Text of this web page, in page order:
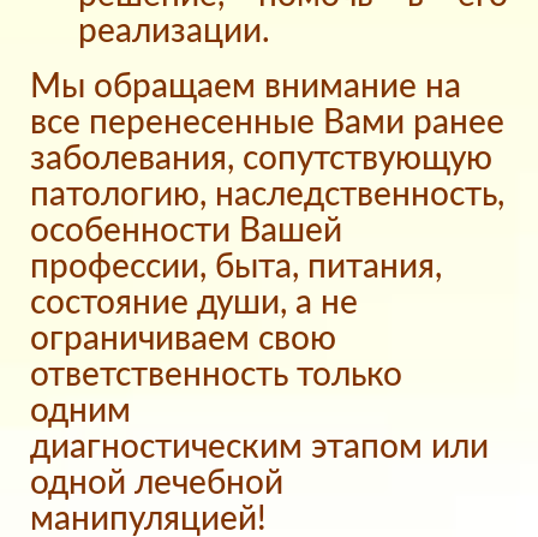
реализации.
Мы обращаем внимание на
все перенесенные Вами ранее
заболевания, сопутствующую
патологию, наследственность,
особенности Вашей
профессии, быта, питания,
состояние души, а не
ограничиваем свою
ответственность только
одним
диагностическим этапом или
одной лечебной
манипуляцией!